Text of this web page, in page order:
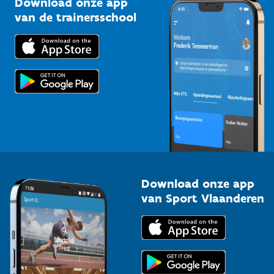
Bedrijven
Trainers en begeleiders
Topsporters
Downloads
Voor de pers
van de trainersschool
Download onze app
van Sport Vlaanderen